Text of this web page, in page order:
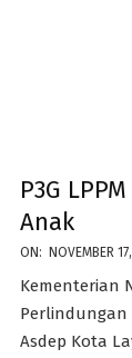
P3G
Anak
2011-
11-
17
ON: NOVEMBER
Kementerian
Perlindungan
Asdep Kota